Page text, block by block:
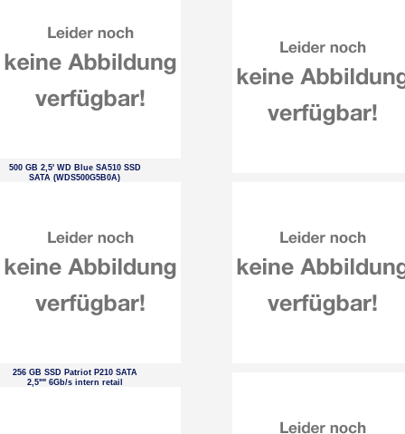
500 GB 2,5' WD Blue SA510 SSD
SATA (WDS500G5B0A)
256 GB SSD Patriot P210 SATA
2,5"" 6Gb/s intern retail